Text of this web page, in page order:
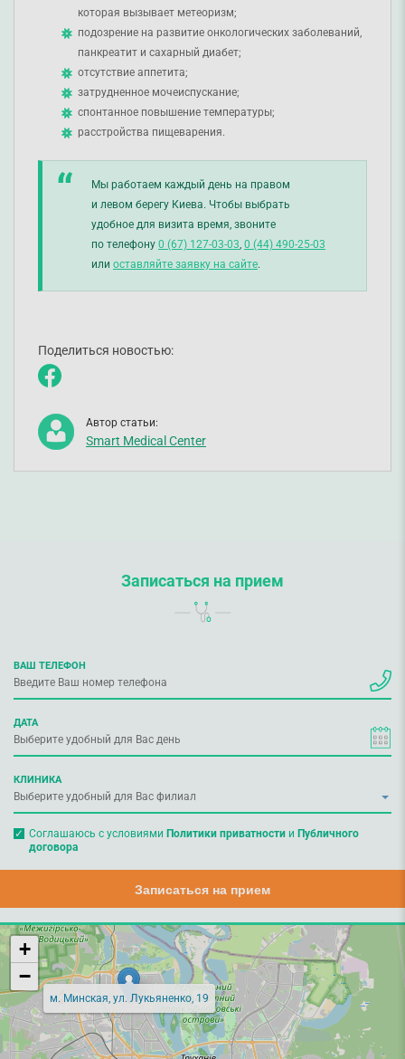
которая вызывает метеоризм;
подозрение на развитие онкологических заболеваний,
панкреатит и сахарный диабет;
отсутствие аппетита;
затрудненное мочеиспускание;
спонтанное повышение температуры;
расстройства пищеварения.
Мы работаем каждый день на правом
и левом берегу Киева. Чтобы выбрать
удобное для визита время, звоните
по телефону 0 (67) 127-03-03 0 (44) 490-25-03
или оставляйте заявку на сайте.
Поделиться новостью:
Автор статьи:
Smart Medical Center
Записаться на прием
ВАШ ТЕЛЕФОН
ДАТА
КЛИНИКА
Соглашаюсь с условиями Политики приватностии Публичного
договора
Записаться на прием
м. Минская, ул. Лукьяненко, 19
+
−